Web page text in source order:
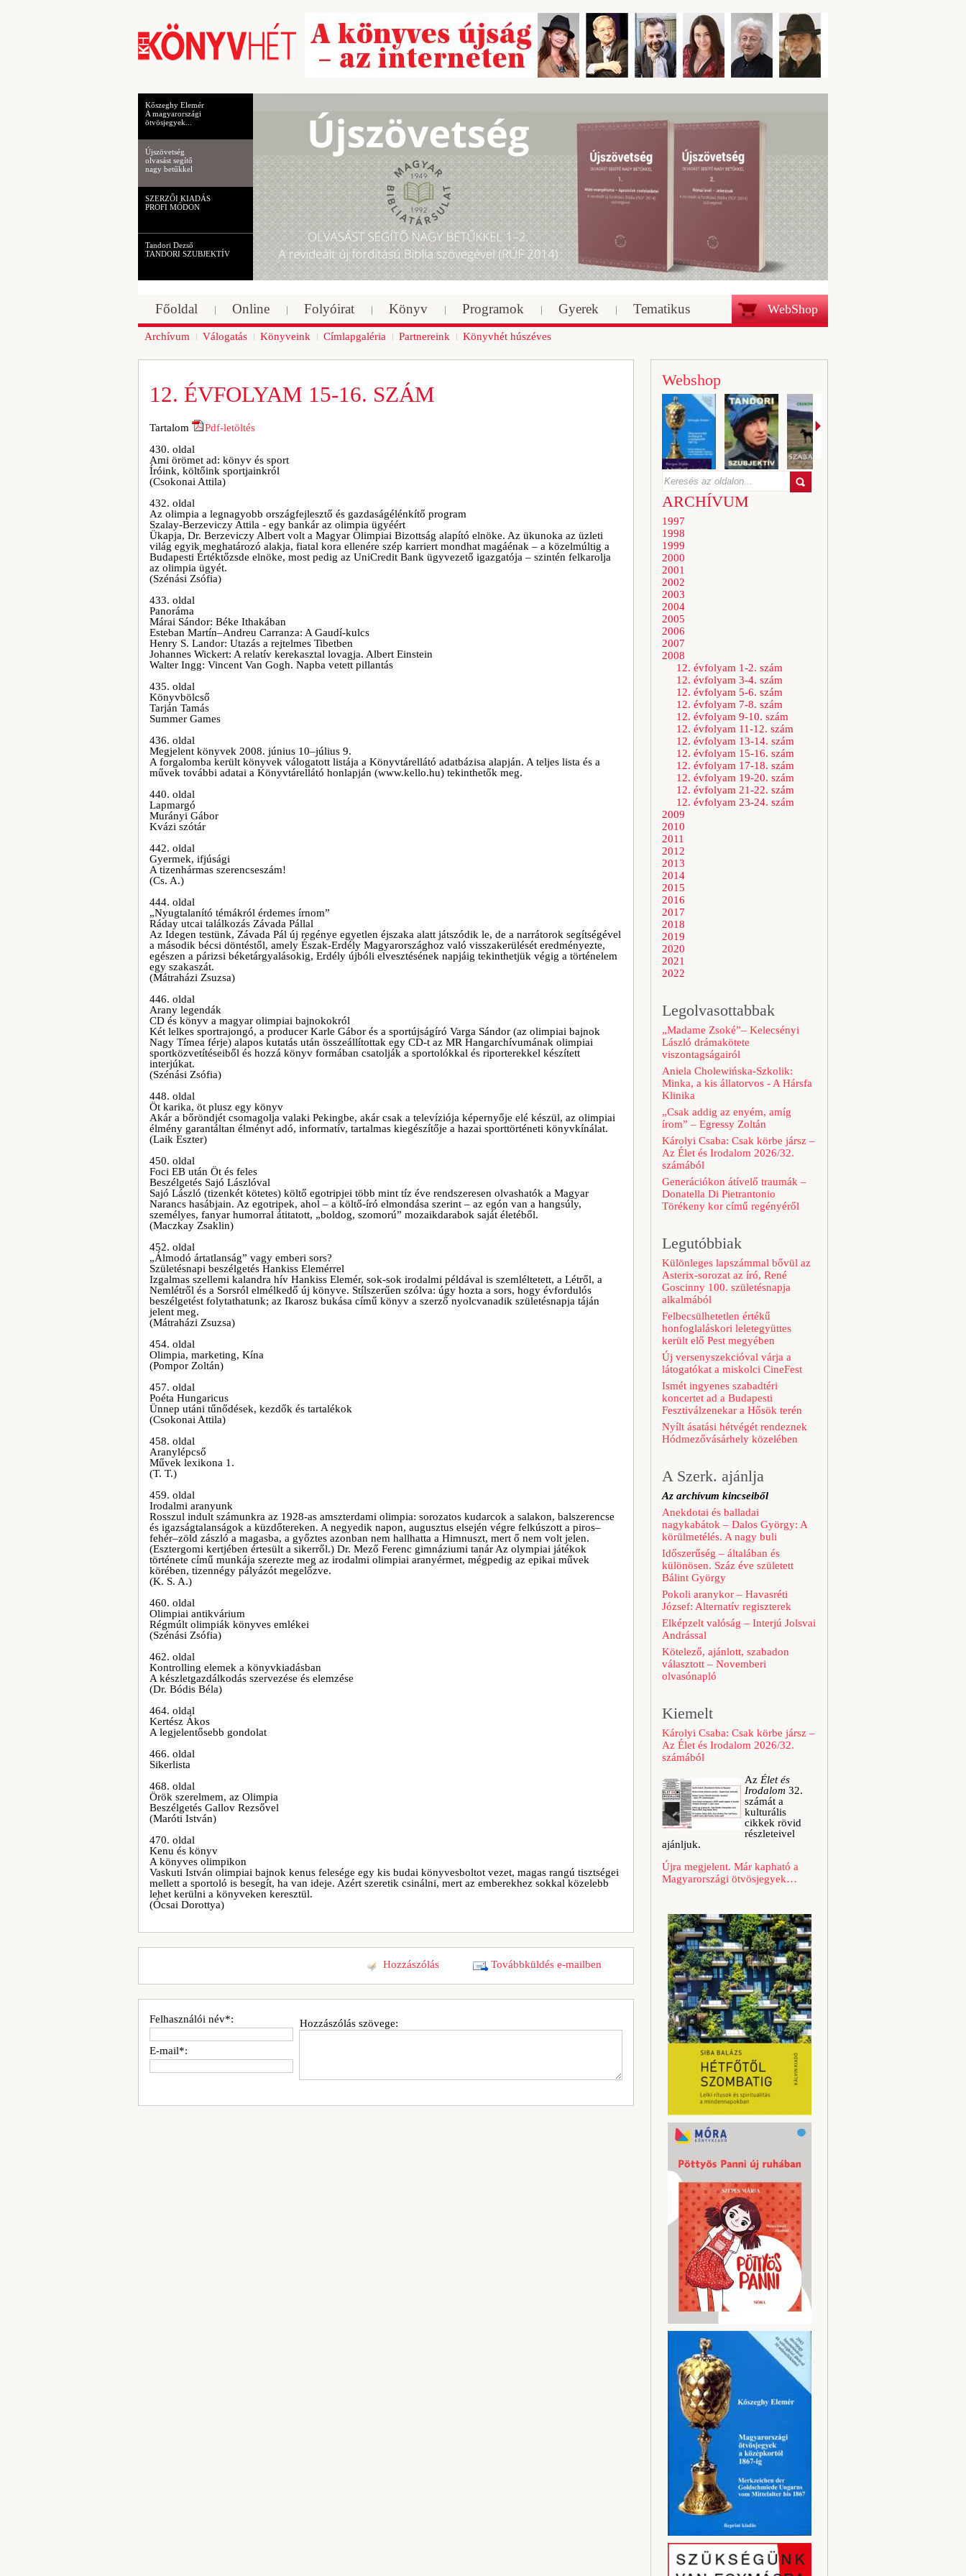
Kőszeghy Elemér
A magyarországi
ötvösjegyek...
Újszövetség
olvasást segítő
nagy betűkkel
SZERZŐI KIADÁS
PROFI MÓDON
Tandori Dezső
TANDORI SZUBJEKTÍV
WebShop
Főoldal Online Folyóirat Könyv Programok Gyerek Tematikus
Archívum Válogatás Könyveink Címlapgaléria Partnereink Könyvhét húszéves
12. ÉVFOLYAM 15-16. SZÁM
Tartalom
Pdf-letöltés
430. oldal
Ami örömet ad: könyv és sport
Íróink, költőink sportjainkról
(Csokonai Attila)
432. oldal
Az olimpia a legnagyobb országfejlesztő és gazdaságélénkítő program
Szalay-Berzeviczy Attila - egy bankár az olimpia ügyéért
Ükapja, Dr. Berzeviczy Albert volt a Magyar Olimpiai Bizottság alapító elnöke. Az ükunoka az üzleti
világ egyik meghatározó alakja, fiatal kora ellenére szép karriert mondhat magáénak – a közelmúltig a
Budapesti Értéktőzsde elnöke, most pedig az UniCredit Bank ügyvezető igazgatója – szintén felkarolja
az olimpia ügyét.
(Szénási Zsófia)
433. oldal
Panoráma
Márai Sándor: Béke Ithakában
Esteban Martín–Andreu Carranza: A Gaudí-kulcs
Henry S. Landor: Utazás a rejtelmes Tibetben
Johannes Wickert: A relatív kerekasztal lovagja. Albert Einstein
Walter Ingg: Vincent Van Gogh. Napba vetett pillantás
435. oldal
Könyvbölcső
Tarján Tamás
Summer Games
436. oldal
Megjelent könyvek 2008. június 10–július 9.
A forgalomba került könyvek válogatott listája a Könyvtárellátó adatbázisa alapján. A teljes lista és a
művek további adatai a Könyvtárellátó honlapján (www.kello.hu) tekinthetők meg.
440. oldal
Lapmargó
Murányi Gábor
Kvázi szótár
442. oldal
Gyermek, ifjúsági
A tizenhármas szerencseszám!
(Cs. A.)
444. oldal
„Nyugtalanító témákról érdemes írnom”
Ráday utcai találkozás Závada Pállal
Az Idegen testünk, Závada Pál új regénye egyetlen éjszaka alatt játszódik le, de a narrátorok segítségével
a második bécsi döntéstől, amely Észak-Erdély Magyarországhoz való visszakerülését eredményezte,
egészen a párizsi béketárgyalásokig, Erdély újbóli elvesztésének napjáig tekinthetjük végig a történelem
egy szakaszát.
(Mátraházi Zsuzsa)
446. oldal
Arany legendák
CD és könyv a magyar olimpiai bajnokokról
Két lelkes sportrajongó, a producer Karle Gábor és a sportújságíró Varga Sándor (az olimpiai bajnok
Nagy Tímea férje) alapos kutatás után összeállítottak egy CD-t az MR Hangarchívumának olimpiai
sportközvetítéseiből és hozzá könyv formában csatolják a sportolókkal és riporterekkel készített
interjúkat.
(Szénási Zsófia)
448. oldal
Öt karika, öt plusz egy könyv
Akár a bőröndjét csomagolja valaki Pekingbe, akár csak a televíziója képernyője elé készül, az olimpiai
élmény garantáltan élményt adó, informatív, tartalmas kiegészítője a hazai sporttörténeti könyvkínálat.
(Laik Eszter)
450. oldal
Foci EB után Öt és feles
Beszélgetés Sajó Lászlóval
Sajó László (tizenkét kötetes) költő egotripjei több mint tíz éve rendszeresen olvashatók a Magyar
Narancs hasábjain. Az egotripek, ahol – a költő-író elmondása szerint – az egón van a hangsúly,
személyes, fanyar humorral átitatott, „boldog, szomorú” mozaikdarabok saját életéből.
(Maczkay Zsaklin)
452. oldal
„Álmodó ártatlanság” vagy emberi sors?
Születésnapi beszélgetés Hankiss Elemérrel
Izgalmas szellemi kalandra hív Hankiss Elemér, sok-sok irodalmi példával is szemléltetett, a Létről, a
Nemlétről és a Sorsról elmélkedő új könyve. Stílszerűen szólva: úgy hozta a sors, hogy évfordulós
beszélgetést folytathatunk; az Ikarosz bukása című könyv a szerző nyolcvanadik születésnapja táján
jelent meg.
(Mátraházi Zsuzsa)
454. oldal
Olimpia, marketing, Kína
(Pompor Zoltán)
457. oldal
Poéta Hungaricus
Ünnep utáni tűnődések, kezdők és tartalékok
(Csokonai Attila)
458. oldal
Aranylépcső
Művek lexikona 1.
(T. T.)
459. oldal
Irodalmi aranyunk
Rosszul indult számunkra az 1928-as amszterdami olimpia: sorozatos kudarcok a salakon, balszerencse
és igazságtalanságok a küzdőtereken. A negyedik napon, augusztus elsején végre felkúszott a piros–
fehér–zöld zászló a magasba, a győztes azonban nem hallhatta a Himnuszt, mert ő nem volt jelen.
(Esztergomi kertjében értesült a sikerről.) Dr. Mező Ferenc gimnáziumi tanár Az olympiai játékok
története című munkája szerezte meg az irodalmi olimpiai aranyérmet, mégpedig az epikai művek
körében, tizennégy pályázót megelőzve.
(K. S. A.)
460. oldal
Olimpiai antikvárium
Régmúlt olimpiák könyves emlékei
(Szénási Zsófia)
462. oldal
Kontrolling elemek a könyvkiadásban
A készletgazdálkodás szervezése és elemzése
(Dr. Bódis Béla)
464. oldal
Kertész Ákos
A legjelentősebb gondolat
466. oldal
Sikerlista
468. oldal
Örök szerelmem, az Olimpia
Beszélgetés Gallov Rezsővel
(Maróti István)
470. oldal
Kenu és könyv
A könyves olimpikon
Vaskuti István olimpiai bajnok kenus felesége egy kis budai könyvesboltot vezet, magas rangú tisztségei
mellett a sportoló is besegít, ha van ideje. Azért szeretik csinálni, mert az emberekhez sokkal közelebb
lehet kerülni a könyveken keresztül.
(Ócsai Dorottya)
Továbbküldés e-mailben
Hozzászólás
Hozzászólás szövege:
Felhasználói név*:
E-mail*:
Webshop
ARCHÍVUM
1997
1998
1999
2000
2001
2002
2003
2004
2005
2006
2007
2008
12. évfolyam 1-2. szám
12. évfolyam 3-4. szám
12. évfolyam 5-6. szám
12. évfolyam 7-8. szám
12. évfolyam 9-10. szám
12. évfolyam 11-12. szám
12. évfolyam 13-14. szám
12. évfolyam 15-16. szám
12. évfolyam 17-18. szám
12. évfolyam 19-20. szám
12. évfolyam 21-22. szám
12. évfolyam 23-24. szám
2009
2010
2011
2012
2013
2014
2015
2016
2017
2018
2019
2020
2021
2022
Legolvasottabbak
„Madame Zsoké”– Kelecsényi
László drámakötete
viszontagságairól
Aniela Cholewińska-Szkolik:
Minka, a kis állatorvos - A Hársfa
Klinika
„Csak addig az enyém, amíg
írom” – Egressy Zoltán
Károlyi Csaba: Csak körbe jársz –
Az Élet és Irodalom 2026/32.
számából
Generációkon átívelő traumák –
Donatella Di Pietrantonio
Törékeny kor című regényéről
Legutóbbiak
Különleges lapszámmal bővül az
Asterix-sorozat az író, René
Goscinny 100. születésnapja
alkalmából
Felbecsülhetetlen értékű
honfoglaláskori leletegyüttes
került elő Pest megyében
Új versenyszekcióval várja a
látogatókat a miskolci CineFest
Ismét ingyenes szabadtéri
koncertet ad a Budapesti
Fesztiválzenekar a Hősök terén
Nyílt ásatási hétvégét rendeznek
Hódmezővásárhely közelében
A Szerk. ajánlja
Az archívum kincseiből
Anekdotai és balladai
nagykabátok – Dalos György: A
körülmetélés. A nagy buli
Időszerűség – általában és
különösen. Száz éve született
Bálint György
Pokoli aranykor – Havasréti
József: Alternatív regiszterek
Elképzelt valóság – Interjú Jolsvai
Andrással
Kötelező, ajánlott, szabadon
választott – Novemberi
olvasónapló
Kiemelt
Károlyi Csaba: Csak körbe jársz –
Az Élet és Irodalom 2026/32.
számából
Az Élet és
Irodalom 32.
számát a
kulturális
cikkek rövid
részleteivel
ajánljuk.
Újra megjelent. Már kapható a
Magyarországi ötvösjegyek…